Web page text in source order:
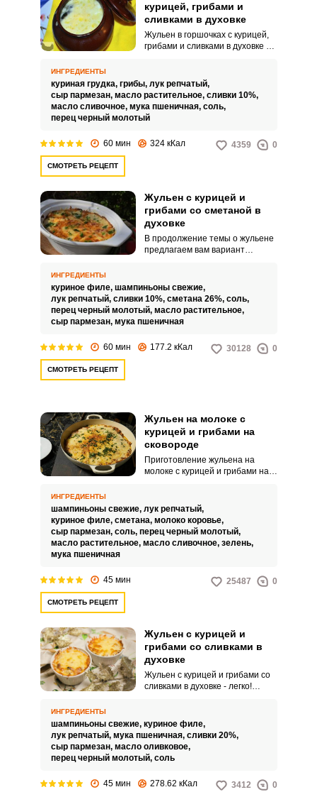
курицей, грибами и
сливками в духовке
Жульен в горшочках с курицей,
грибами и сливками в духовке –
которое не составляет особого
труда. В состав жульена входит
набор продуктов, который есть в
каждом супермаркете.
ИНГРЕДИЕНТЫ
куриная грудка, грибы, лук репчатый,
сыр пармезан, масло растительное, сливки 10%,
масло сливочное, мука пшеничная, соль,
перец черный молотый
60 мин 324 кКал 4359 0
СМОТРЕТЬ РЕЦЕПТ
Жульен с курицей и
грибами со сметаной в
духовке
В продолжение темы о жульене
предлагаем вам вариант
на всю семью - жульен с курицей
и грибами со сметаной в
духовке. Потрясающее
сочетание обжаренных
куриным филе, запеченных в
сметанно-сливочном соусе под
ИНГРЕДИЕНТЫ
куриное филе, шампиньоны свежие,
лук репчатый, сливки 10%, сметана 26%, соль,
перец черный молотый, масло растительное,
сыр пармезан, мука пшеничная
60 мин 177.2 кКал 30128 0
СМОТРЕТЬ РЕЦЕПТ
Жульен на молоке с
курицей и грибами на
сковороде
Приготовление жульена на
молоке с курицей и грибами на
так как все ингредиенты не
требуют длительной
термической обработки.
Куриное филе, грибы и лук
ингредиенты в сковороде,
ИНГРЕДИЕНТЫ
шампиньоны свежие, лук репчатый,
куриное филе, сметана, молоко коровье,
сыр пармезан, соль, перец черный молотый,
масло растительное, масло сливочное, зелень,
мука пшеничная
45 мин 25487 0
СМОТРЕТЬ РЕЦЕПТ
Жульен с курицей и
грибами со сливками в
духовке
Жульен с курицей и грибами со
сливками в духовке - легко!
грибов и лука, в нежном
сливочном соусе, запеченная в
небольших формочках под
румяной сырной корочкой.
жульен получается нежным по
консистенции и имеет
ИНГРЕДИЕНТЫ
шампиньоны свежие, куриное филе,
лук репчатый, мука пшеничная, сливки 20%,
сыр пармезан, масло оливковое,
перец черный молотый, соль
45 мин 278.62 кКал 3412 0